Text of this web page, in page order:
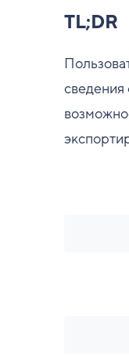
TL;DR
сведения